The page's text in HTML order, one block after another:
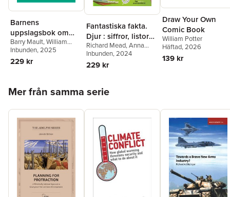
Barnens
uppslagsbok om
knopar
Barry Mault,William
Potter
Inbunden, 2025
229 kr
Fantastiska fakta.
Djur : siffror, listor
och statistik
Richard Mead,Anna
Claybourne,William
Potter
Inbunden, 2024
229 kr
Draw Your Own
Comic Book
William Potter
Häftad, 2026
139 kr
Mer från samma serie